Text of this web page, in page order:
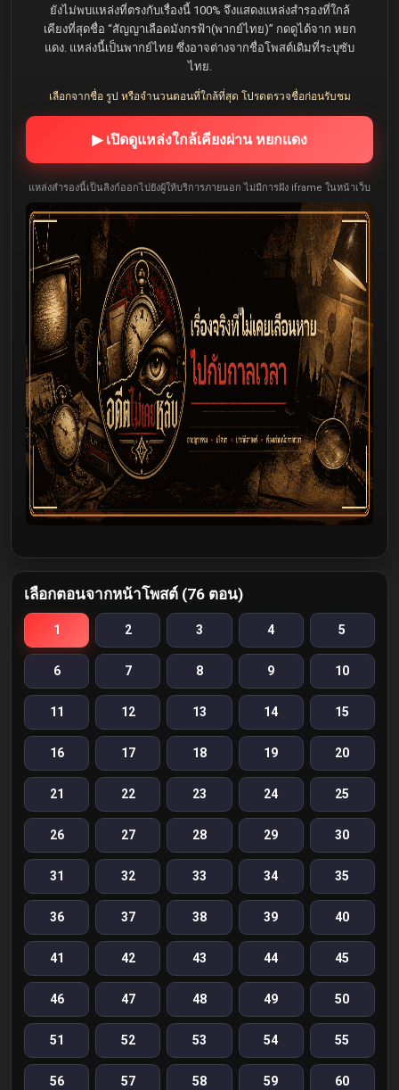
ยังไม่พบแหล่งที่ตรงกับเรื่องนี้ 100% จึงแสดงแหล่งสำรองที่ใกล้
เคียงที่สุดชื่อ “สัญญาเลือดมังกรฟ้า(พากย์ไทย)” กดดูได้จาก หยก
แดง. แหล่งนี้เป็นพากย์ไทย ซึ่งอาจต่างจากชื่อโพสต์เดิมที่ระบุซับ
ไทย.
เลือกจากชื่อ รูป หรือจำนวนตอนที่ใกล้ที่สุด โปรดตรวจชื่อก่อนรับชม
▶ เปิดดูแหล่งใกล้เคียงผ่าน หยกแดง
แหล่งสำรองนี้เป็นลิงก์ออกไปยังผู้ให้บริการภายนอก ไม่มีการฝัง iframe ในหน้าเว็บ
เลือกตอนจากหน้าโพสต์ (76 ตอน)
1 2 3 4 5
6 7 8 9 10
11 12 13 14 15
16 17 18 19 20
21 22 23 24 25
26 27 28 29 30
31 32 33 34 35
36 37 38 39 40
41 42 43 44 45
46 47 48 49 50
51 52 53 54 55
56 57 58 59 60